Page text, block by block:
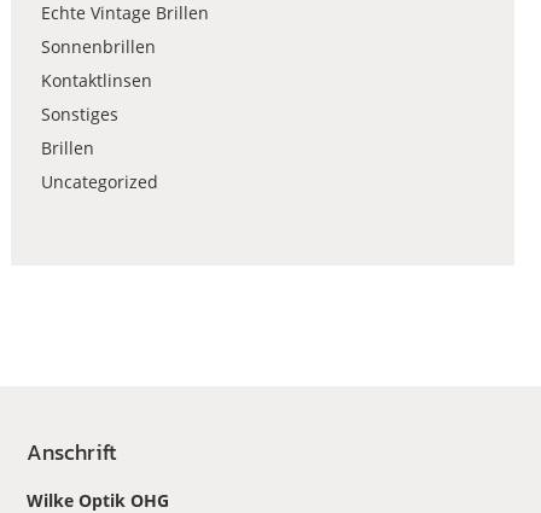
Echte Vintage Brillen
Sonnenbrillen
Kontaktlinsen
Sonstiges
Brillen
Uncategorized
Anschrift
Wilke Optik OHG